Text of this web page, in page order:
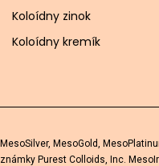
Koloídny zinok
Koloídny kremík
MesoSilver, MesoGold,
známky Purest Colloids, Inc.